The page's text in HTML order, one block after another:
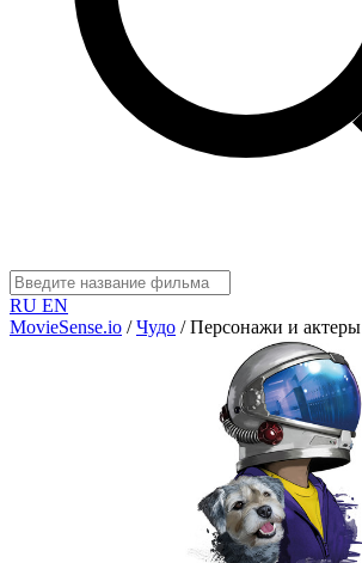
RU EN
MovieSense.io / Чудо / Персонажи и актеры